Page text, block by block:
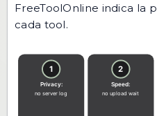
FreeToolOnline indica la
cada tool.